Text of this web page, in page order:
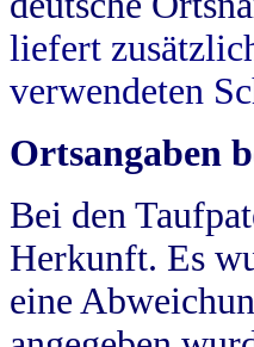
liefert
verwendeten
Ortsangaben
Bei den
Herkunft. Es
eine